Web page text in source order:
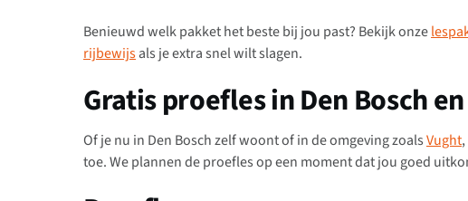
Benieuwd welk pakket het beste bij jou past? Bekijk onze
rijbewijsals je extra snel wilt slagen.
Gratis proefles in Den Bosch
Of je nu in Den Bosch zelf woont of in de omgeving zoalsVught
toe. We plannen de proefles op een moment dat jou goed